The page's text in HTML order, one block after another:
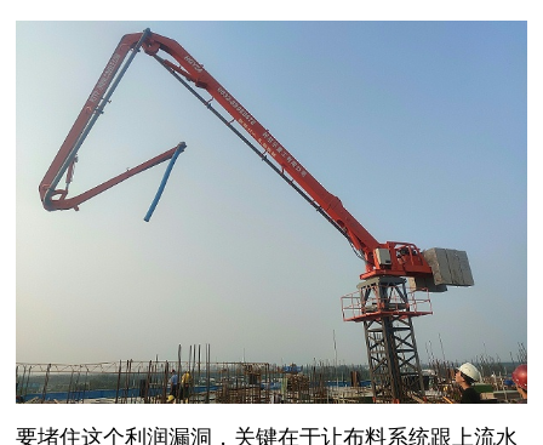
要堵住这个利润漏洞，关键在于让布料系统跟上流水